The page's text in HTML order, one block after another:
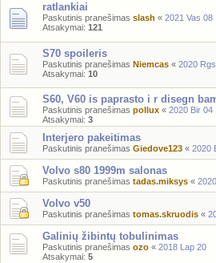
ratlankiai
Paskutinis pranešimas slash « 2021 Vas 08
Atsakymai: 121
S70 spoileris
Paskutinis pranešimas Niemcas « 2020
Atsakymai: 10
S60, V60 is paprasto i r disegn
Paskutinis pranešimas pollux « 2020 Bir 04
Atsakymai: 3
Interjero pakeitimas
Paskutinis pranešimas Giedove123 « 2020
Volvo s80 1999m salonas
Paskutinis pranešimas tadas.miksys «
Volvo v50
Paskutinis pranešimas tomas.skruodis «
Galinių žibintų tobulinimas
Paskutinis pranešimas ozo « 2018 Lap 20
Atsakymai: 5